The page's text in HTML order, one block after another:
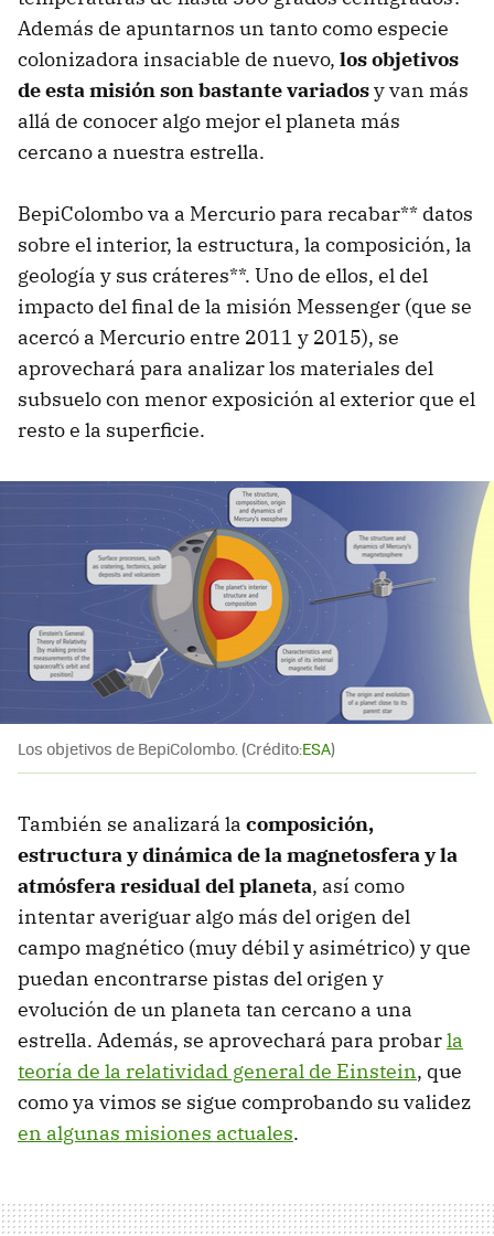
Además de apuntarnos un tanto como especie
colonizadora insaciable de nuevo, los objetivos
de esta misión son bastante variadosy van más
allá de conocer algo mejor el planeta más
cercano a nuestra estrella.
BepiColombo va a Mercurio para recabar** datos
sobre el interior, la estructura, la composición, la
geología y sus cráteres**. Uno de ellos, el del
impacto del final de la misión Messenger (que se
acercó a Mercurio entre 2011 y 2015), se
aprovechará para analizar los materiales del
subsuelo con menor exposición al exterior que el
resto e la superficie.
Los objetivos de BepiColombo. (Crédito:ESA)
También se analizará la composición,
estructura y dinámica de la magnetosfera y la
atmósfera residual del planeta, así como
intentar averiguar algo más del origen del
campo magnético (muy débil y asimétrico) y que
puedan encontrarse pistas del origen y
evolución de un planeta tan cercano a una
estrella. Además, se aprovechará para probarla
teoría de la relatividad general de Einstein, que
como ya vimos se sigue comprobando su validez
en algunas misiones actuales.